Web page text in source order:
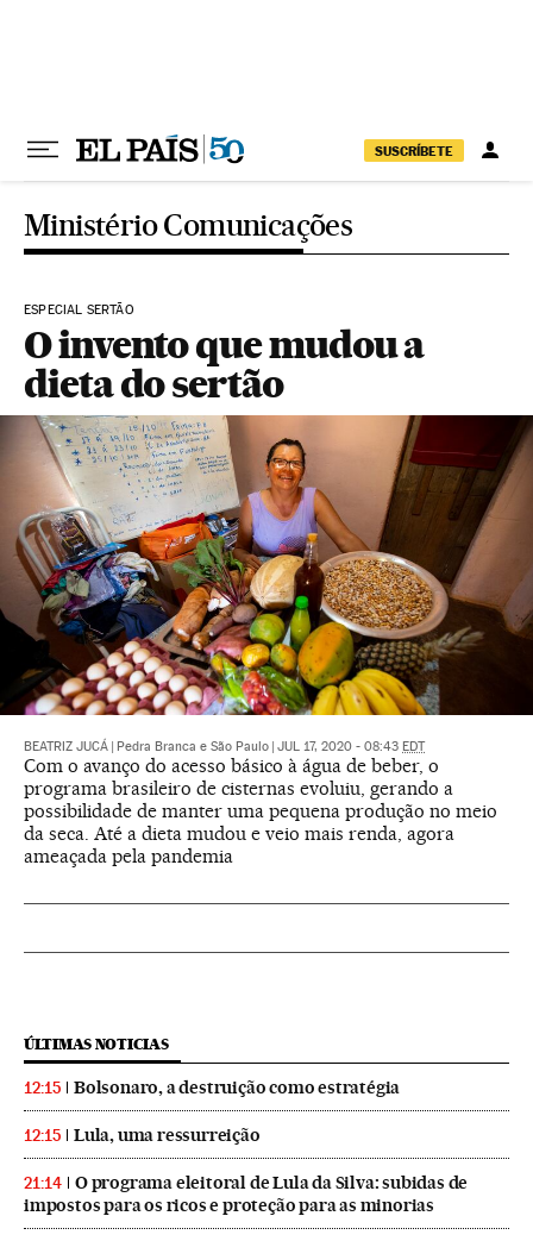
SUSCRÍBETE
Ministério Comunicações
ESPECIAL SERTÃO
O invento que mudou a
dieta do sertão
BEATRIZ JUCÁ Pedra Branca e São Paulo JUL 17, 2020 - 08:43 EDT
Com o avanço do acesso básico à água de beber, o
programa brasileiro de cisternas evoluiu, gerando a
possibilidade de manter uma pequena produção no meio
da seca. Até a dieta mudou e veio mais renda, agora
ameaçada pela pandemia
ÚLTIMAS NOTICIAS
12:15 Bolsonaro, a destruição como estratégia
12:15 Lula, uma ressurreição
21:14
O programa eleitoral de Lula da Silva: subidas de
impostos para os ricos e proteção para as minorias